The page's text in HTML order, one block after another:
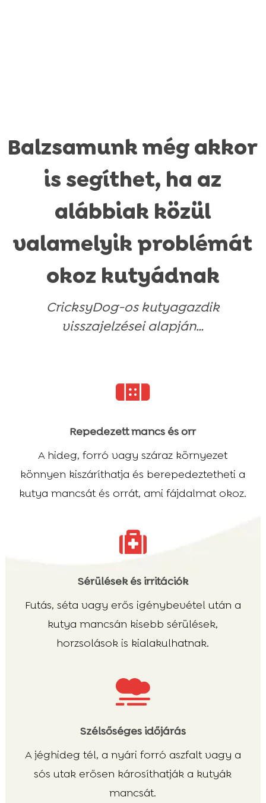
Öntetek száraztápokra
Jutalomfalatok
Táplálékkiegészítők és vitaminok
Szépségápolók
⚽ FOCIS CSOMAG
Száraztápok
Öntetek száraztápokra
Nedves tápok (konzervek)
Jutalomfalatok
Fogtisztítók
Táplálékkiegészítők és vitaminok
Szépségápolók
⚽ FOCIS CSOMAG
Száraztápok
Öntetek száraztápokra
Jutalomfalatok
Fogtisztítók
Táplálékkiegészítők és vitaminok
Öntetek száraztápokra
Jutalomfalatok
Táplálékkiegészítők és vitaminok
Száraztápok
Nedves tápok
Macskaalmok
Balzsamunk még akkor
is segíthet, ha az
alábbiak közül
valamelyik problémát
okoz kutyádnak
CricksyDog-os kutyagazdik
visszajelzései alapján…

Repedezett mancs és orr
A hideg, forró vagy száraz környezet
könnyen kiszáríthatja és berepedeztetheti a
kutya mancsát és orrát, ami fájdalmat okoz.

Sérülések és irritációk
Futás, séta vagy erős igénybevétel után a
kutya mancsán kisebb sérülések,
horzsolások is kialakulhatnak.

Szélsőséges időjárás
A jéghideg tél, a nyári forró aszfalt vagy a
sós utak erősen károsíthatják a kutyák
mancsát.